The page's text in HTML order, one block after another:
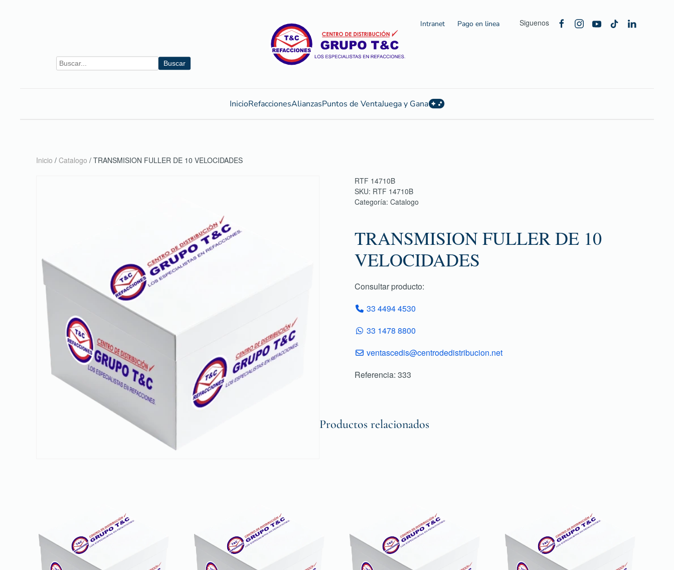
Buscar
Intranet Pago en linea Siguenos
InicioRefaccionesAlianzasPuntos de VentaJuega y Gana
Inicio / Catalogo / TRANSMISION FULLER DE 10 VELOCIDADES
RTF 14710B
SKU: RTF 14710B
Categoría: Catalogo
TRANSMISION FULLER DE 10
VELOCIDADES
Consultar producto:
33 4494 4530
33 1478 8800
ventascedis@centrodedistribucion.net
Referencia: 333
Productos relacionados